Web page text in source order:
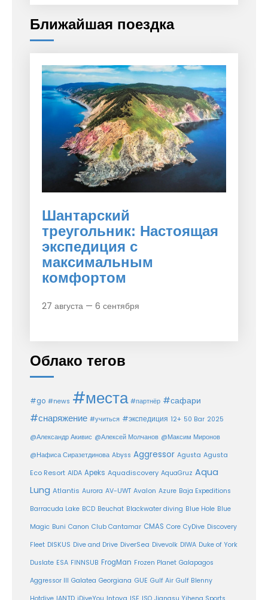
Ближайшая поездка
Шантарский
треугольник: Настоящая
экспедиция с
максимальным
комфортом
27 августа — 6 сентября
Облако тегов
#go #news #места #партнёр #сафари
#снаряжение #учиться #экспедиция 12+ 50 Bar 2025
@Александр Акивис @Алексей Молчанов @Максим Миронов
@Нафиса Сиразетдинова Abyss Aggressor Agusta Agusta
Eco Resort AIDA Apeks Aquadiscovery AquaGruz Aqua
Lung Atlantis Aurora AV-UWT Avalon Azure Baja Expeditions
Barracuda Lake BCD Beuchat Blackwater diving Blue Hole Blue
Magic Buni Canon Club Cantamar CMAS Core CyDive Discovery
Fleet DISKUS Dive and Drive DiverSea Divevolk DIWA Duke of York
Duslate ESA FINNSUB FrogMan Frozen Planet Galapagos
Aggressor III Galatea Georgiana GUE Gulf Air Gulf Blenny
Intova